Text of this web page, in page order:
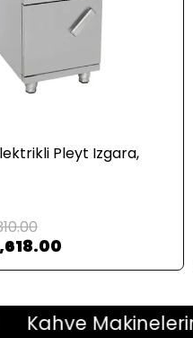
Pleyt Izgara,